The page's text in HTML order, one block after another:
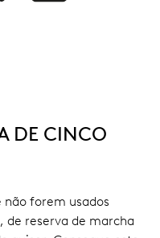
DE CINCO
não forem usados
reserva de marcha